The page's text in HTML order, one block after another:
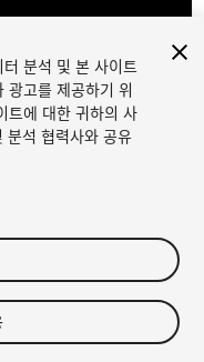
분석 및 본 사이트
광고를 제공하기 위
트에 대한 귀하의 사
분석 협력사와 공유